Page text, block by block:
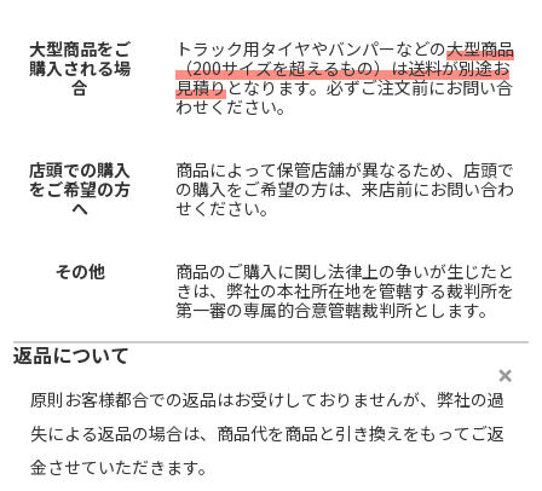
大型商品をご
購入される場
合
トラック用タイヤやバンパーなどの大型商品
（200サイズを超えるもの）は送料が別途お
見積りとなります。必ずご注文前にお問い合
わせください。
店頭での購入
をご希望の方
へ
商品によって保管店舗が異なるため、店頭で
の購入をご希望の方は、来店前にお問い合わ
せください。
その他
商品のご購入に関し法律上の争いが生じたと
きは、弊社の本社所在地を管轄する裁判所を
第一審の専属的合意管轄裁判所とします。
返品について
原則お客様都合での返品はお受けしておりませんが、弊社の過
失による返品の場合は、商品代を商品と引き換えをもってご返
金させていただきます。